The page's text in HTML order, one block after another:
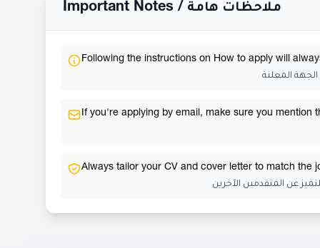
Important Notes / ملاحظات هامة
Following the instructions on How to apply will
المعلنة
If you're applying by email, make sure you mention
Always tailor your CV and cover letter to match the
عن المتقدمين الآخرين